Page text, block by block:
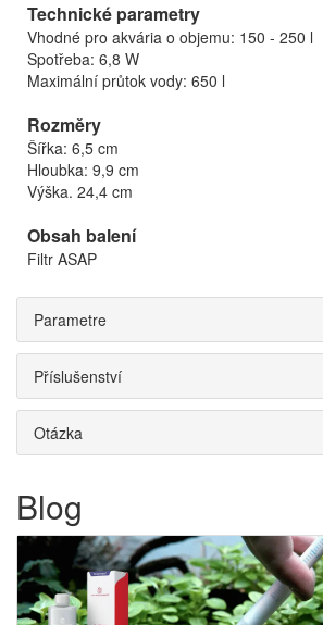
Technické parametry
Vhodné pro akvária o objemu: 150 - 250 l
Spotřeba: 6,8 W
Maximální průtok vody: 650 l
Rozměry
Šířka: 6,5 cm
Hloubka: 9,9 cm
Výška. 24,4 cm
Obsah balení
Filtr ASAP
Parametre
Příslušenství
Otázka
Blog